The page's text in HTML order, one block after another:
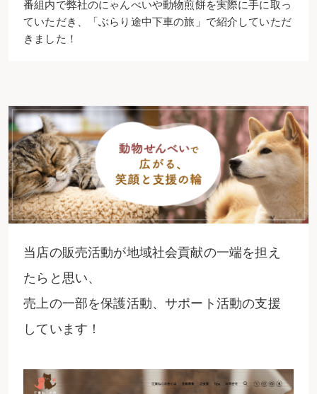
番組内で弊社のにゃんべいや動物煎餅を実際に手に取っ
ていただき、「ぶらり途中下車の旅」で紹介していただ
きました！
当店の販売活動が地域社会貢献の一端を担え
たらと思い、
売上の一部を保護活動、サポート活動の支援
しています！